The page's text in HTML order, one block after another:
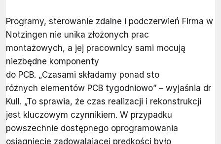
Programy, sterowanie zdalne i podczerwień Firma w
Notzingen nie unika złożonych prac
montażowych, a jej pracownicy sami mocują
niezbędne komponenty
do PCB. „Czasami składamy ponad sto
różnych elementów PCB tygodniowo” – wyjaśnia dr
Kull. „To sprawia, że czas realizacji i rekonstrukcji
jest kluczowym czynnikiem. W przypadku
powszechnie dostępnego oprogramowania
osiągnięcie zadowalającej prędkości było